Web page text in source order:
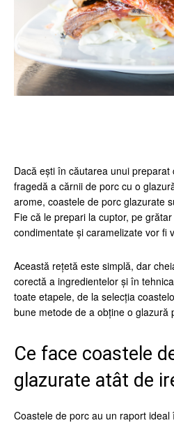
Dacă ești în căutarea unui
fragedă a cărnii de porc cu o
arome, coastele de porc glazurate
Fie că le prepari la cuptor, pe
condimentate și caramelizate vor fi
Această rețetă este simplă, dar
corectă a ingredientelor și în
toate etapele, de la selecția
bune metode de a obține o glazură
Ce face coastele
glazurate atât de
Coastele de porc au un raport